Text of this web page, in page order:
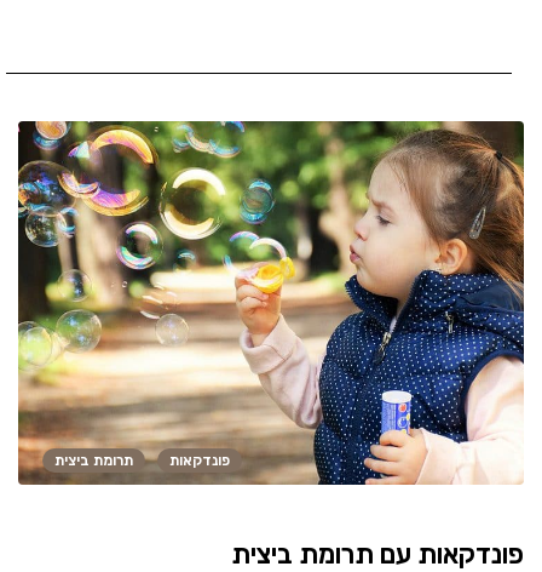
פונדקאות תרומת ביצית
פונדקאות עם תרומת ביצית